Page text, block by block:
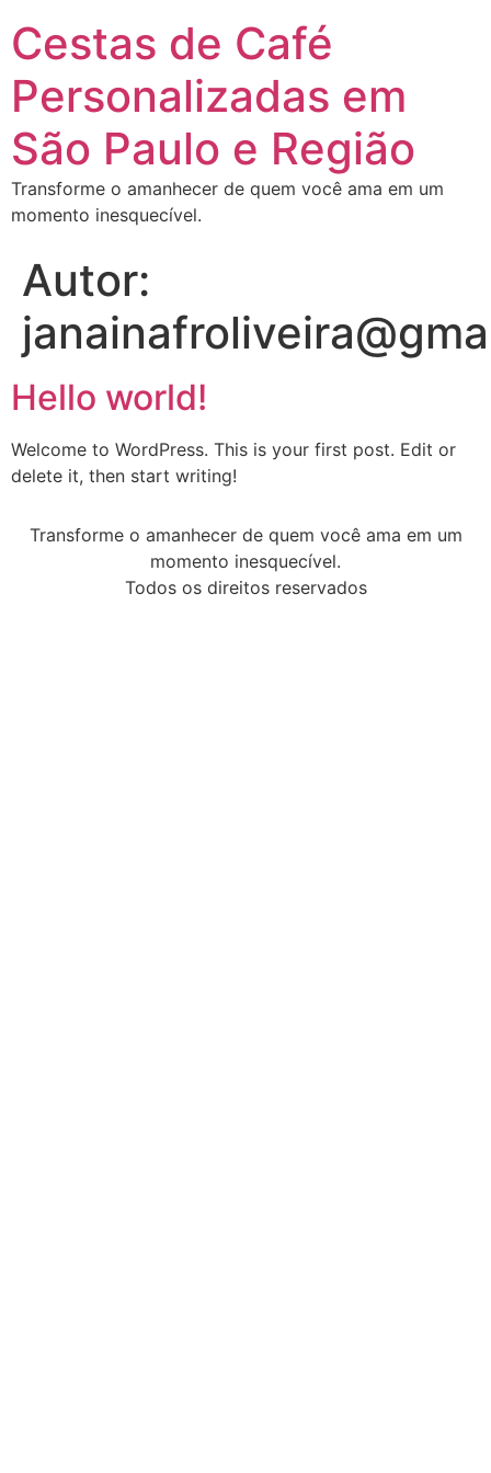
Cestas de Café
Personalizadas em
São Paulo e Região
Transforme o amanhecer de quem você ama em um
momento inesquecível.
Autor:
Hello world!
Welcome to WordPress. This is your first post. Edit or
delete it, then start writing!
Transforme o amanhecer de quem você ama em um
momento inesquecível.
Todos os direitos reservados